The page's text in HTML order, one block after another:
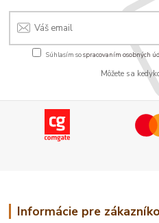
Súhlasím sospracovaním osobných
Môžete sa
Informácie pre